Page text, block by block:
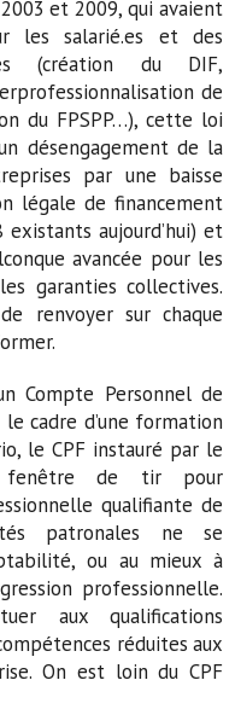
et 2009, qui avaient
les salarié.es et des
(création du DIF,
de
du FPSPP…), cette loi
désengagement de la
par une baisse
légale de financement
aujourd’hui) et
avancée pour les
garanties collectives.
renvoyer sur chaque
Compte Personnel de
cadre d’une formation
le CPF instauré par le
fenêtre de tir pour
qualifiante de
patronales ne se
ou au mieux à
professionnelle.
aux qualifications
réduites aux
On est loin du CPF